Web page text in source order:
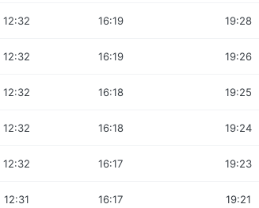
12:32 16:19 19:28
12:32 16:19 19:26
12:32 16:18 19:25
12:32 16:18 19:24
12:32 16:17 19:23
12:31 16:17 19:21